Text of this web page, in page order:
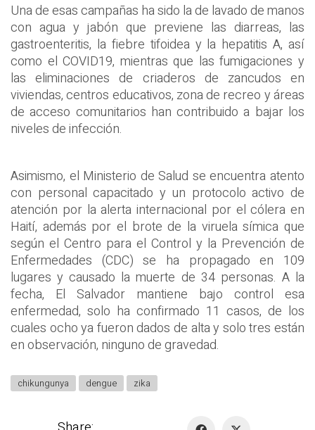
Una de esas campañas ha sido la de lavado de manos
con agua y jabón que previene las diarreas, las
gastroenteritis, la fiebre tifoidea y la hepatitis A, así
como el COVID19, mientras que las fumigaciones y
las eliminaciones de criaderos de zancudos en
viviendas, centros educativos, zona de recreo y áreas
de acceso comunitarios han contribuido a bajar los
niveles de infección.
Asimismo, el Ministerio de Salud se encuentra atento
con personal capacitado y un protocolo activo de
atención por la alerta internacional por el cólera en
Haití, además por el brote de la viruela símica que
según el Centro para el Control y la Prevención de
Enfermedades (CDC) se ha propagado en 109
lugares y causado la muerte de 34 personas. A la
fecha, El Salvador mantiene bajo control esa
enfermedad, solo ha confirmado 11 casos, de los
cuales ocho ya fueron dados de alta y solo tres están
en observación, ninguno de gravedad.
chikungunya dengue zika